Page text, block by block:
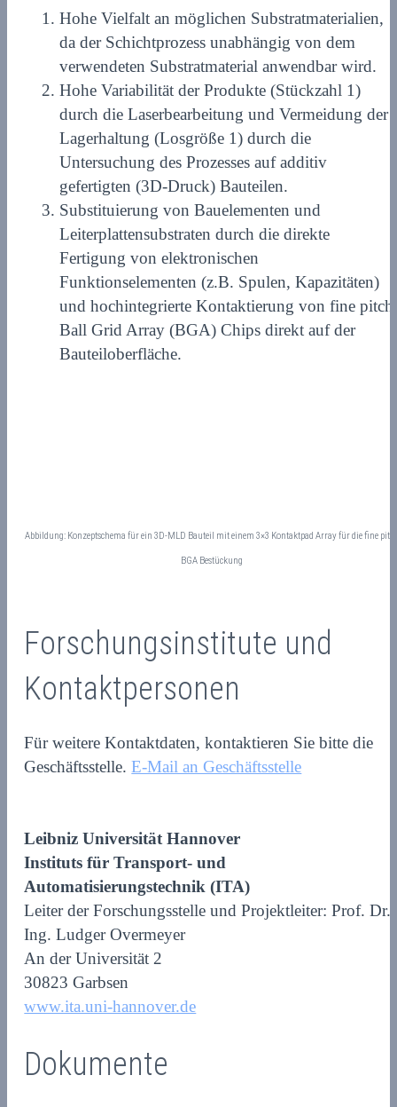
Hohe Vielfalt an möglichen Substratmaterialien,
da der Schichtprozess unabhängig von dem
verwendeten Substratmaterial anwendbar wird.
Hohe Variabilität der Produkte (Stückzahl 1)
durch die Laserbearbeitung und Vermeidung der
Lagerhaltung (Losgröße 1) durch die
Untersuchung des Prozesses auf additiv
gefertigten (3D-Druck) Bauteilen.
Substituierung von Bauelementen und
Leiterplattensubstraten durch die direkte
Fertigung von elektronischen
Funktionselementen (z.B. Spulen, Kapazitäten)
und hochintegrierte Kontaktierung von fine pitch
Ball Grid Array (BGA) Chips direkt auf der
Bauteiloberfläche.
Abbildung: Konzeptschema für ein 3D-MLD Bauteil mit einem 3×3 Kontaktpad Array für die fine
BGA Bestückung
Forschungsinstitute und
Kontaktpersonen
Für weitere Kontaktdaten, kontaktieren Sie bitte die
Geschäftsstelle.E-Mail an Geschäftsstelle
Leibniz Universität Hannover
Instituts für Transport- und
Automatisierungstechnik (ITA)
Leiter der Forschungsstelle und Projektleiter: Prof. Dr.-
Ing. Ludger Overmeyer
An der Universität 2
30823 Garbsen
www.ita.uni-hannover.de
Dokumente